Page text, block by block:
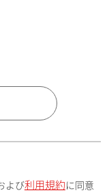
よび利用規約 に同意